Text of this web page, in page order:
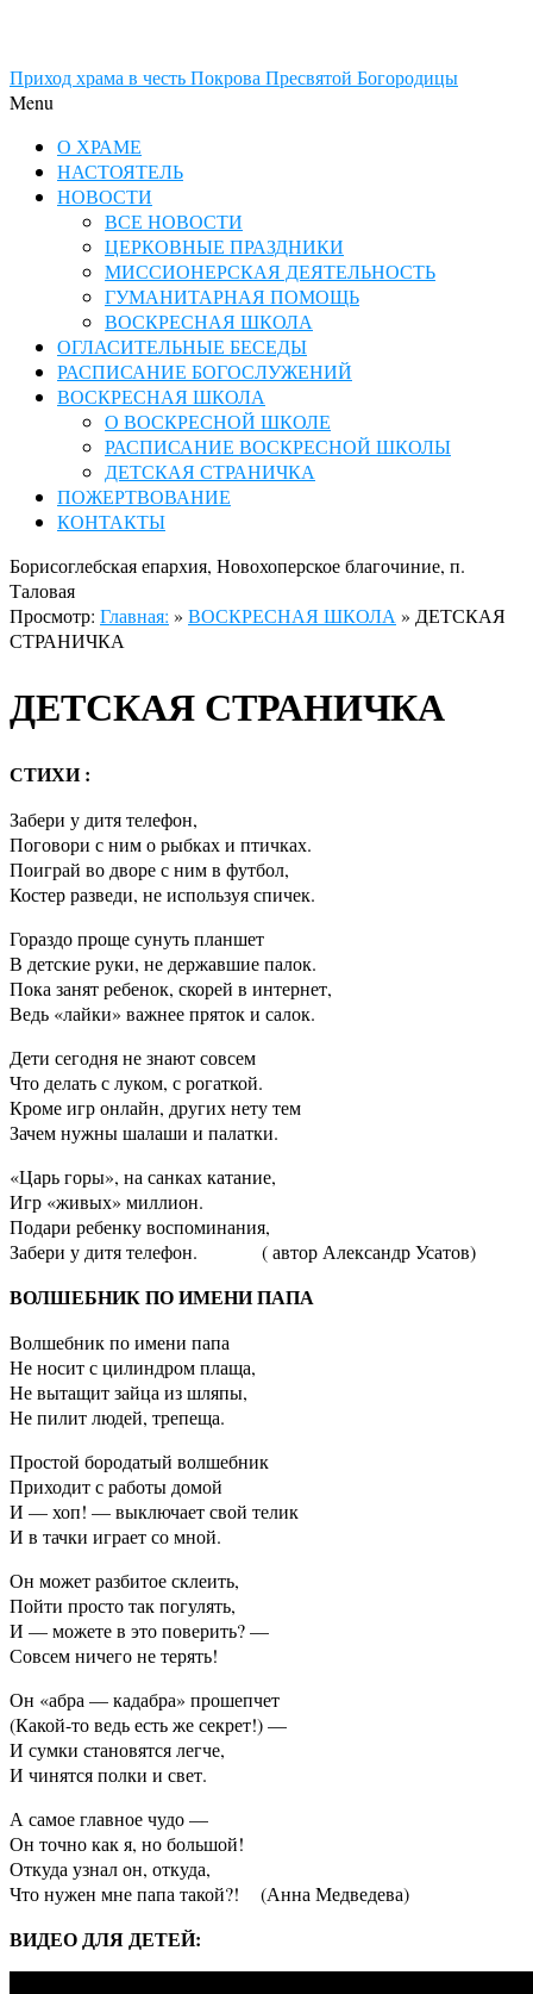
Приход храма в честь Покрова Пресвятой Богородицы
Menu
О ХРАМЕ
НАСТОЯТЕЛЬ
НОВОСТИ
ВСЕ НОВОСТИ
ЦЕРКОВНЫЕ ПРАЗДНИКИ
МИССИОНЕРСКАЯ ДЕЯТЕЛЬНОСТЬ
ГУМАНИТАРНАЯ ПОМОЩЬ
ВОСКРЕСНАЯ ШКОЛА
ОГЛАСИТЕЛЬНЫЕ БЕСЕДЫ
РАСПИСАНИЕ БОГОСЛУЖЕНИЙ
ВОСКРЕСНАЯ ШКОЛА
О ВОСКРЕСНОЙ ШКОЛЕ
РАСПИСАНИЕ ВОСКРЕСНОЙ ШКОЛЫ
ДЕТСКАЯ СТРАНИЧКА
ПОЖЕРТВОВАНИЕ
КОНТАКТЫ
Борисоглебская епархия, Новохоперское благочиние, п.
Таловая
Просмотр: Главная: » ВОСКРЕСНАЯ ШКОЛА » ДЕТСКАЯ
СТРАНИЧКА
ДЕТСКАЯ СТРАНИЧКА
СТИХИ :
Забери у дитя телефон,
Поговори с ним о рыбках и птичках.
Поиграй во дворе с ним в футбол,
Костер разведи, не используя спичек.
Гораздо проще сунуть планшет
В детские руки, не державшие палок.
Пока занят ребенок, скорей в интернет,
Ведь «лайки» важнее пряток и салок.
Дети сегодня не знают совсем
Что делать с луком, с рогаткой.
Кроме игр онлайн, других нету тем
Зачем нужны шалаши и палатки.
«Царь горы», на санках катание,
Игр «живых» миллион.
Подари ребенку воспоминания,
Забери у дитя телефон. ( автор Александр Усатов)
ВОЛШЕБНИК ПО ИМЕНИ ПАПА
Волшебник по имени папа
Не носит с цилиндром плаща,
Не вытащит зайца из шляпы,
Не пилит людей, трепеща.
Простой бородатый волшебник
Приходит с работы домой
И — хоп! — выключает свой телик
И в тачки играет со мной.
Он может разбитое склеить,
Пойти просто так погулять,
И — можете в это поверить? —
Совсем ничего не терять!
Он «абра — кадабра» прошепчет
(Какой-то ведь есть же секрет!) —
И сумки становятся легче,
И чинятся полки и свет.
А самое главное чудо —
Он точно как я, но большой!
Откуда узнал он, откуда,
Что нужен мне папа такой?! (Анна Медведева)
ВИДЕО ДЛЯ ДЕТЕЙ: